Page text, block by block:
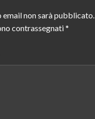
non sarà pubblicato.
contrassegnati*